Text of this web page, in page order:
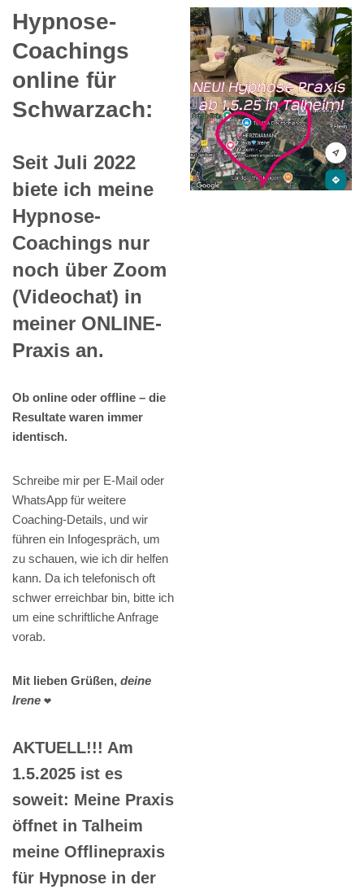
Hypnose-
Coachings
online für
Schwarzach:
Seit Juli 2022
biete ich meine
Hypnose-
Coachings nur
noch über Zoom
(Videochat) in
meiner ONLINE-
Praxis an.
Ob online oder offline – die
Resultate waren immer
identisch.
Schreibe mir per E-Mail oder
WhatsApp für weitere
Coaching-Details, und wir
führen ein Infogespräch, um
zu schauen, wie ich dir helfen
kann. Da ich telefonisch oft
schwer erreichbar bin, bitte ich
um eine schriftliche Anfrage
vorab.
Mit lieben Grüßen, deine
Irene ❤️
AKTUELL!!! Am
1.5.2025 ist es
soweit: Meine Praxis
öffnet in Talheim
meine Offlinepraxis
für Hypnose in der